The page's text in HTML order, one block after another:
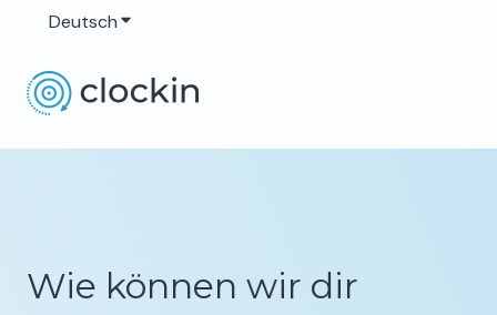
DeutschUntermenü für Übersetzungen anzeigen
Wie können wir dir